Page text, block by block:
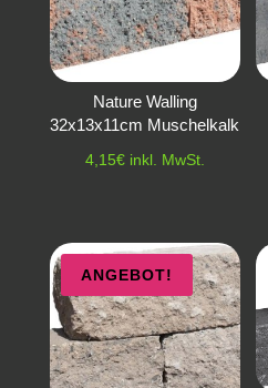
Nature Walling
32x13x11cm Muschelkalk
4,15€ inkl. MwSt.
ANGEBOT!